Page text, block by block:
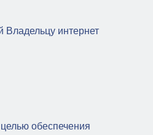
Владельцу интернет
обеспечения